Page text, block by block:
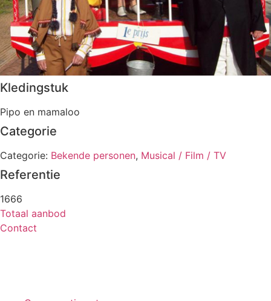
Kledingstuk
Pipo en mamaloo
Categorie
Categorie: Bekende personen, Musical / Film / TV
Referentie
1666
Totaal aanbod
Contact